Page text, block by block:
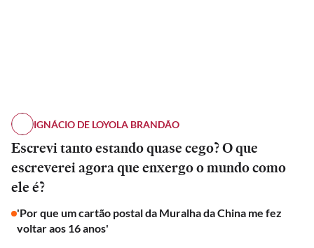
IGNÁCIO DE LOYOLA BRANDÃO
Escrevi tanto estando quase cego? O que
escreverei agora que enxergo o mundo como
ele é?
'Por que um cartão postal da Muralha da China me fez
voltar aos 16 anos'